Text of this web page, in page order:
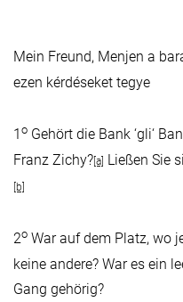
Mein Freund, Menjen a
ezen kérdéseket tegye
1 o Gehört die Bank ‘gli‘
Franz Zichy? [a] Ließen Sie
[b]
2o War auf dem Platz, wo
keine andere? War es ein
Gang gehörig?